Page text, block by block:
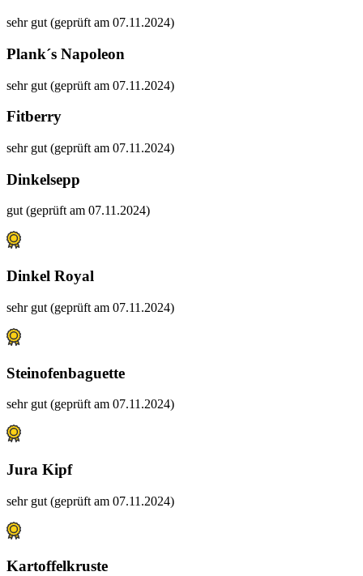
sehr gut (geprüft am 07.11.2024)
Plank´s Napoleon
sehr gut (geprüft am 07.11.2024)
Fitberry
sehr gut (geprüft am 07.11.2024)
Dinkelsepp
gut (geprüft am 07.11.2024)
Dinkel Royal
sehr gut (geprüft am 07.11.2024)
Steinofenbaguette
sehr gut (geprüft am 07.11.2024)
Jura Kipf
sehr gut (geprüft am 07.11.2024)
Kartoffelkruste